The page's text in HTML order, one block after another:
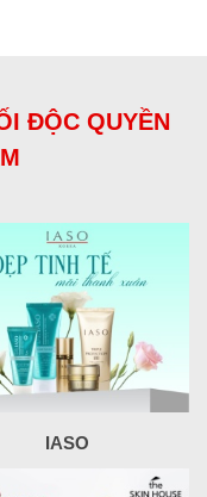
ĐỘC QUYỀN
IASO